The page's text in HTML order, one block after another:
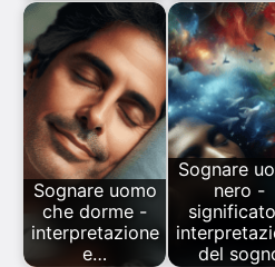
Sognare uomo
che dorme -
interpretazione
e…
Sognare
nero -
del